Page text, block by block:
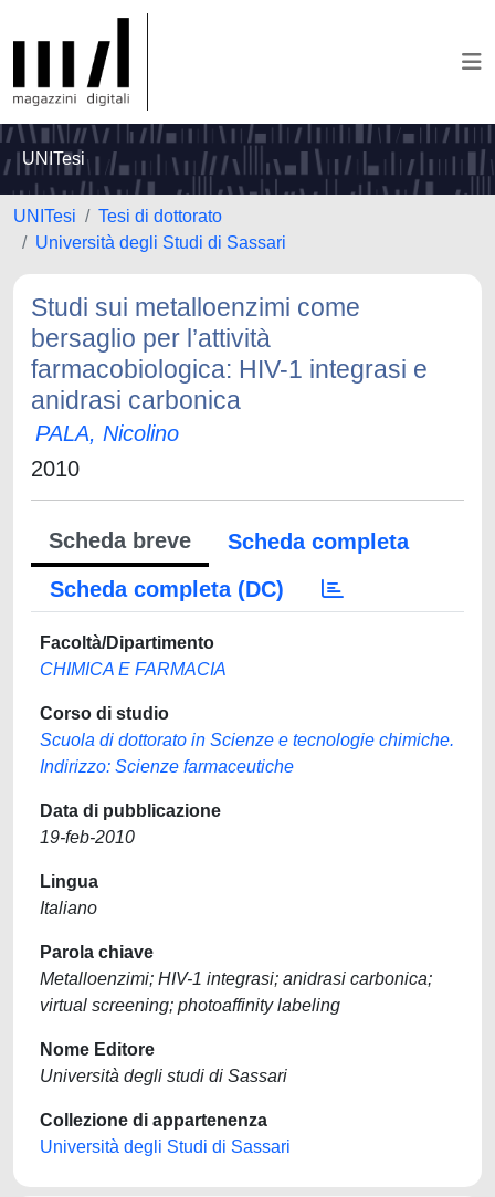
UNITesi
UNITesi
Tesi di dottorato
Università degli Studi di Sassari
Studi sui metalloenzimi come
bersaglio per l’attività
farmacobiologica: HIV-1 integrasi e
anidrasi carbonica
PALA, Nicolino
2010
Scheda breve
Scheda completa
Scheda completa (DC)
Facoltà/Dipartimento
CHIMICA E FARMACIA
Corso di studio
Scuola di dottorato in Scienze e tecnologie chimiche.
Indirizzo: Scienze farmaceutiche
Data di pubblicazione
19-feb-2010
Lingua
Italiano
Parola chiave
Metalloenzimi; HIV-1 integrasi; anidrasi carbonica;
virtual screening; photoaffinity labeling
Nome Editore
Università degli studi di Sassari
Collezione di appartenenza
Università degli Studi di Sassari